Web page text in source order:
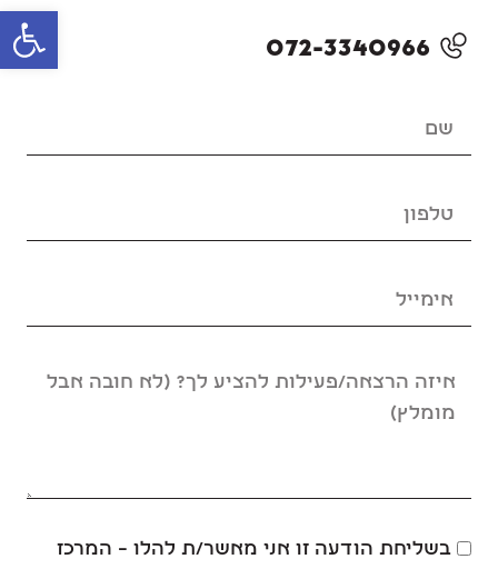
פתח
072-3340966
בשליחת הודעה זו אני מאשר/ת להלו – המרכז